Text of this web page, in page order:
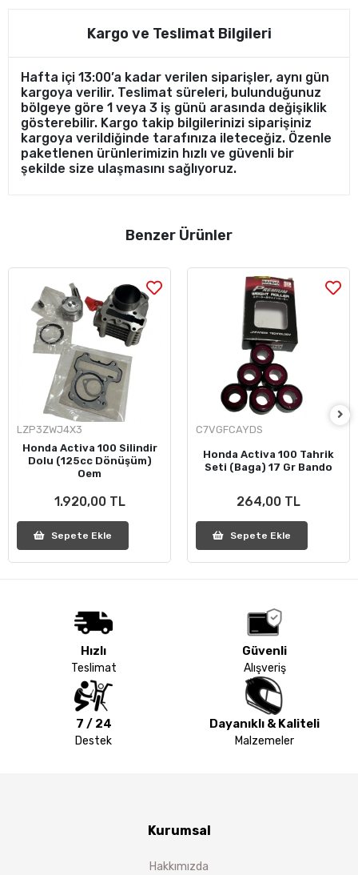
Kargo ve Teslimat Bilgileri
Hafta içi 13:00’a kadar verilen siparişler, aynı gün
kargoya verilir. Teslimat süreleri, bulunduğunuz
bölgeye göre 1 veya 3 iş günü arasında değişiklik
gösterebilir. Kargo takip bilgilerinizi siparişiniz
kargoya verildiğinde tarafınıza ileteceğiz. Özenle
paketlenen ürünlerimizin hızlı ve güvenli bir
şekilde size ulaşmasını sağlıyoruz.
Benzer Ürünler
LZP3ZWJ4X3
Honda Activa 100 Silindir
Dolu (125cc Dönüşüm)
Oem
1.920,00 TL
Sepete Ekle
C7VGFCAYDS
Honda Activa 100 Tahrik
Seti (Baga) 17 Gr Bando
264,00 TL
Sepete Ekle
Hızlı
Teslimat
Güvenli
Alışveriş
7 / 24
Destek
Dayanıklı & Kaliteli
Malzemeler
Kurumsal
Hakkımızda